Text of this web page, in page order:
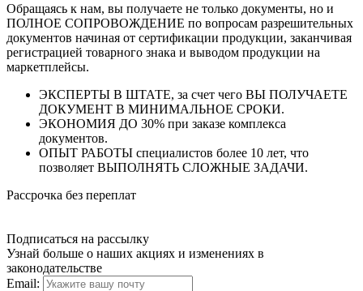
Обращаясь к нам, вы получаете не только документы, но и
ПОЛНОЕ СОПРОВОЖДЕНИЕ по вопросам разрешительных
документов начиная от сертификации продукции, заканчивая
регистрацией товарного знака и выводом продукции на
маркетплейсы.
ЭКСПЕРТЫ В ШТАТЕ, за счет чего ВЫ ПОЛУЧАЕТЕ
ДОКУМЕНТ В МИНИМАЛЬНОЕ СРОКИ.
ЭКОНОМИЯ ДО 30% при заказе комплекса
документов.
ОПЫТ РАБОТЫ специалистов более 10 лет, что
позволяет ВЫПОЛНЯТЬ СЛОЖНЫЕ ЗАДАЧИ.
Рассрочка без переплат
Подписаться на рассылку
Узнай больше о наших акциях и изменениях в
законодательстве
Email: